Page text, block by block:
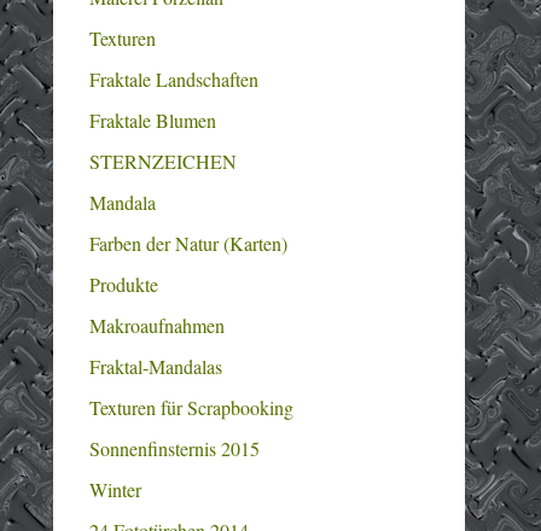
Texturen
Fraktale Landschaften
Fraktale Blumen
STERNZEICHEN
Mandala
Farben der Natur (Karten)
Produkte
Makroaufnahmen
Fraktal-Mandalas
Texturen für Scrapbooking
Sonnenfinsternis 2015
Winter